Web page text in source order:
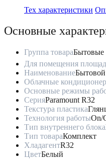
Система
50м2
"Серия
Paramount
R32"
MSAG1-
18HRN8-
I/MSAG1-
18HRN8-
Тех характеристики
Основные
Группа товараБытовые
Для помещения
Наименование
Облачные
Основные режимы
СерияParamount R32
Текстура пластика
Технология работыOn/
Тип внутреннего блока
Тип товараКомплект
ХладагентR32
ЦветБелый